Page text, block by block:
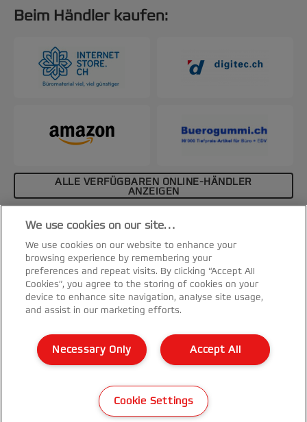
Beim Händler kaufen:
ALLE VERFÜGBAREN ONLINE-HÄNDLER
ANZEIGEN
Spezifikationen & Merkmale
Kundenservice
Garantie Bedingungen
©2026 ACCO Brands
We use cookies on our site…
We use cookies on our website to enhance your
browsing experience by remembering your
preferences and repeat visits. By clicking “Accept All
Cookies”, you agree to the storing of cookies on your
device to enhance site navigation, analyse site usage,
and assist in our marketing efforts.
Accept All
Necessary Only
Cookie Settings